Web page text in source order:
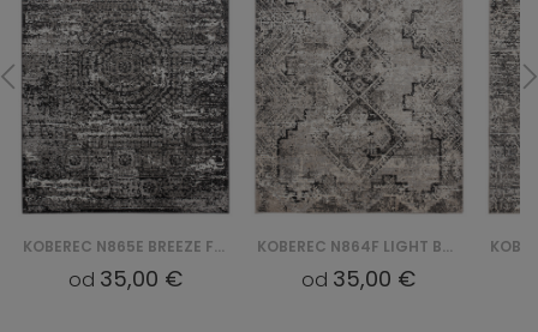
KOBEREC N865E BREEZE FVI - CZARNY
od 35,00 €
KOBEREC N864F LIGHT BREEZE FVI - SZARY
od 35,00 €